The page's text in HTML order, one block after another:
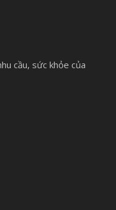
cầu, sức khỏe của